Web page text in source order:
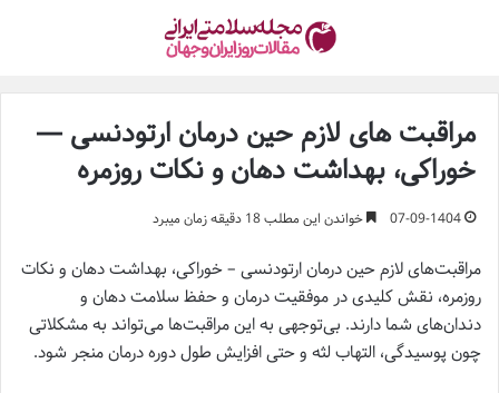
مراقبت های لازم حین درمان ارتودنسی —
خوراکی، بهداشت دهان و نکات روزمره
07-09-1404 خواندن این مطلب 18 دقیقه زمان میبرد
مراقبت‌های لازم حین درمان ارتودنسی – خوراکی، بهداشت دهان و نکات
روزمره، نقش کلیدی در موفقیت درمان و حفظ سلامت دهان و
دندان‌های شما دارند. بی‌توجهی به این مراقبت‌ها می‌تواند به مشکلاتی
چون پوسیدگی، التهاب لثه و حتی افزایش طول دوره درمان منجر شود.